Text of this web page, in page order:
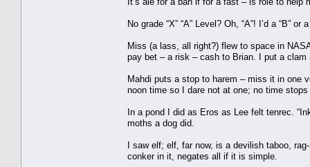
No grade “X” “A” Level? Oh, “A”! I’d a “B”
Miss (a lass, all right?) flew to space in
pay bet – a risk – cash to Brian. I put a clam
Mahdi puts a stop to harem – miss it in one
noon time so I dare not at one; no time
In a pond I did as Eros as Lee felt tenrec.
moths a dog did.
I saw elf; elf, far now, is a devilish taboo,
conker in it, negates all if it is simple.